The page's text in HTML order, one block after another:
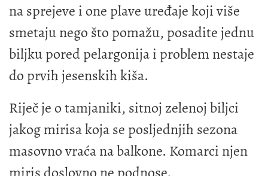
na sprejeve i one plave uređaje koji više
smetaju nego što pomažu, posadite jednu
biljku pored pelargonija i problem nestaje
do prvih jesenskih kiša.
Riječ je o tamjaniki, sitnoj zelenoj biljci
jakog mirisa koja se posljednjih sezona
masovno vraća na balkone. Komarci njen